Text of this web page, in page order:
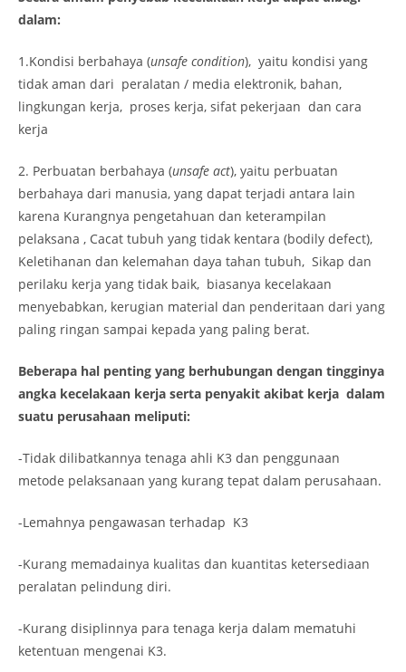
dalam:
1.Kondisi berbahaya (unsafe condition), yaitu kondisi yang
tidak aman dari peralatan / media elektronik, bahan,
lingkungan kerja, proses kerja, sifat pekerjaan dan cara
kerja
2. Perbuatan berbahaya (unsafe act), yaitu perbuatan
berbahaya dari manusia, yang dapat terjadi antara lain
karena Kurangnya pengetahuan dan keterampilan
pelaksana , Cacat tubuh yang tidak kentara (bodily defect),
Keletihanan dan kelemahan daya tahan tubuh, Sikap dan
perilaku kerja yang tidak baik, biasanya kecelakaan
menyebabkan, kerugian material dan penderitaan dari yang
paling ringan sampai kepada yang paling berat.
Beberapa hal penting yang berhubungan dengan tingginya
angka kecelakaan kerja serta penyakit akibat kerja dalam
suatu perusahaan meliputi:
-Tidak dilibatkannya tenaga ahli K3 dan penggunaan
metode pelaksanaan yang kurang tepat dalam perusahaan.
-Lemahnya pengawasan terhadap K3
-Kurang memadainya kualitas dan kuantitas ketersediaan
peralatan pelindung diri.
-Kurang disiplinnya para tenaga kerja dalam mematuhi
ketentuan mengenai K3.